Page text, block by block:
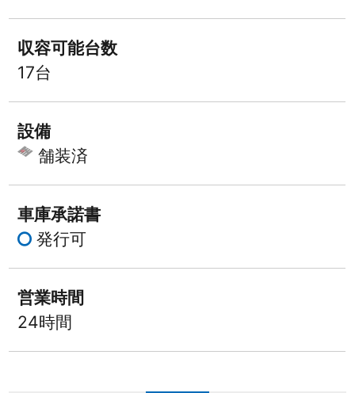
収容可能台数
17台
設備
舗装済
車庫承諾書
発行可
営業時間
24時間